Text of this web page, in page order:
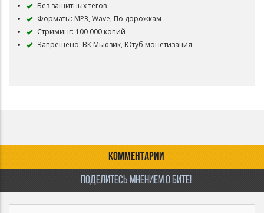
Без защитных тегов
Форматы: MP3, Wave, По дорожкам
Стриминг: 100 000 копий
Запрещено: ВК Мьюзик, Ютуб монетизация
КОММЕНТАРИИ
ПОДЕЛИТЕСЬ МНЕНИЕМ О БИТЕ!